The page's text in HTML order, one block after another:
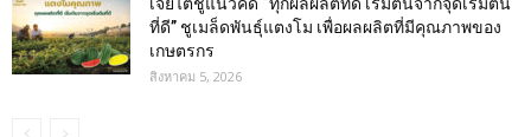
เจียไต๋ชูแนวคิด “ทุกผลผลิตที่ดี เริ่มต้นจากจุดเริ่มต้น
ที่ดี” ชูเมล็ดพันธุ์แตงโม เพื่อผลผลิตที่มีคุณภาพของ
เกษตรกร
สิงหาคม 5, 2026